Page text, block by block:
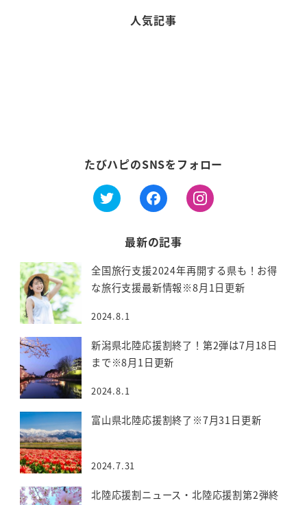
人気記事
たびハピのSNSをフォロー
最新の記事
全国旅行支援2024年再開する県も！お得
な旅行支援最新情報※8月1日更新
2024.8.1
新潟県北陸応援割終了！第2弾は7月18日
まで※8月1日更新
2024.8.1
富山県北陸応援割終了※7月31日更新
2024.7.31
北陸応援割ニュース・北陸応援割第2弾終